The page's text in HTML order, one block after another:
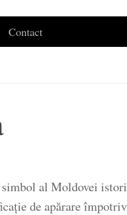
Contact
al Moldovei
de apărare